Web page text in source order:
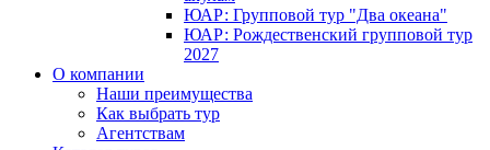
ЮАР: Групповой тур "Два океана"
ЮАР: Рождественский групповой тур
2027
О компании
Наши преимущества
Как выбрать тур
Агентствам